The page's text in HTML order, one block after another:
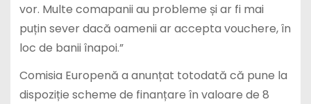
vor. Multe comapanii au probleme și ar fi mai
puțin sever dacă oamenii ar accepta vouchere, în
loc de banii înapoi.”
Comisia Europenă a anunțat totodată că pune la
dispoziție scheme de finanțare în valoare de 8